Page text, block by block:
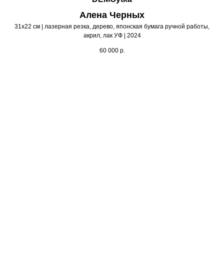
Алена Черных
31х22 см | лазерная резка, дерево, японская бумага ручной работы,
акрил, лак УФ | 2024
60 000 р.